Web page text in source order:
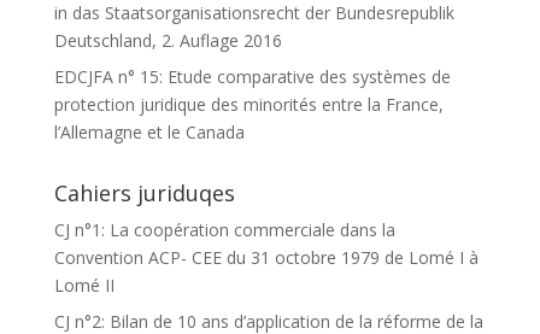
in das Staatsorganisationsrecht der Bundesrepublik
Deutschland, 2. Auflage 2016
EDCJFA n° 15: Etude comparative des systèmes de
protection juridique des minorités entre la France,
l’Allemagne et le Canada
Cahiers juriduqes
CJ n°1: La coopération commerciale dans la
Convention ACP- CEE du 31 octobre 1979 de Lomé I à
Lomé II
CJ n°2: Bilan de 10 ans d’application de la réforme de la